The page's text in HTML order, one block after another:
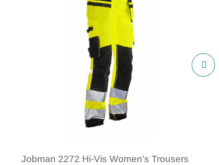
Jobman 2272 Hi-Vis Women’s Trousers